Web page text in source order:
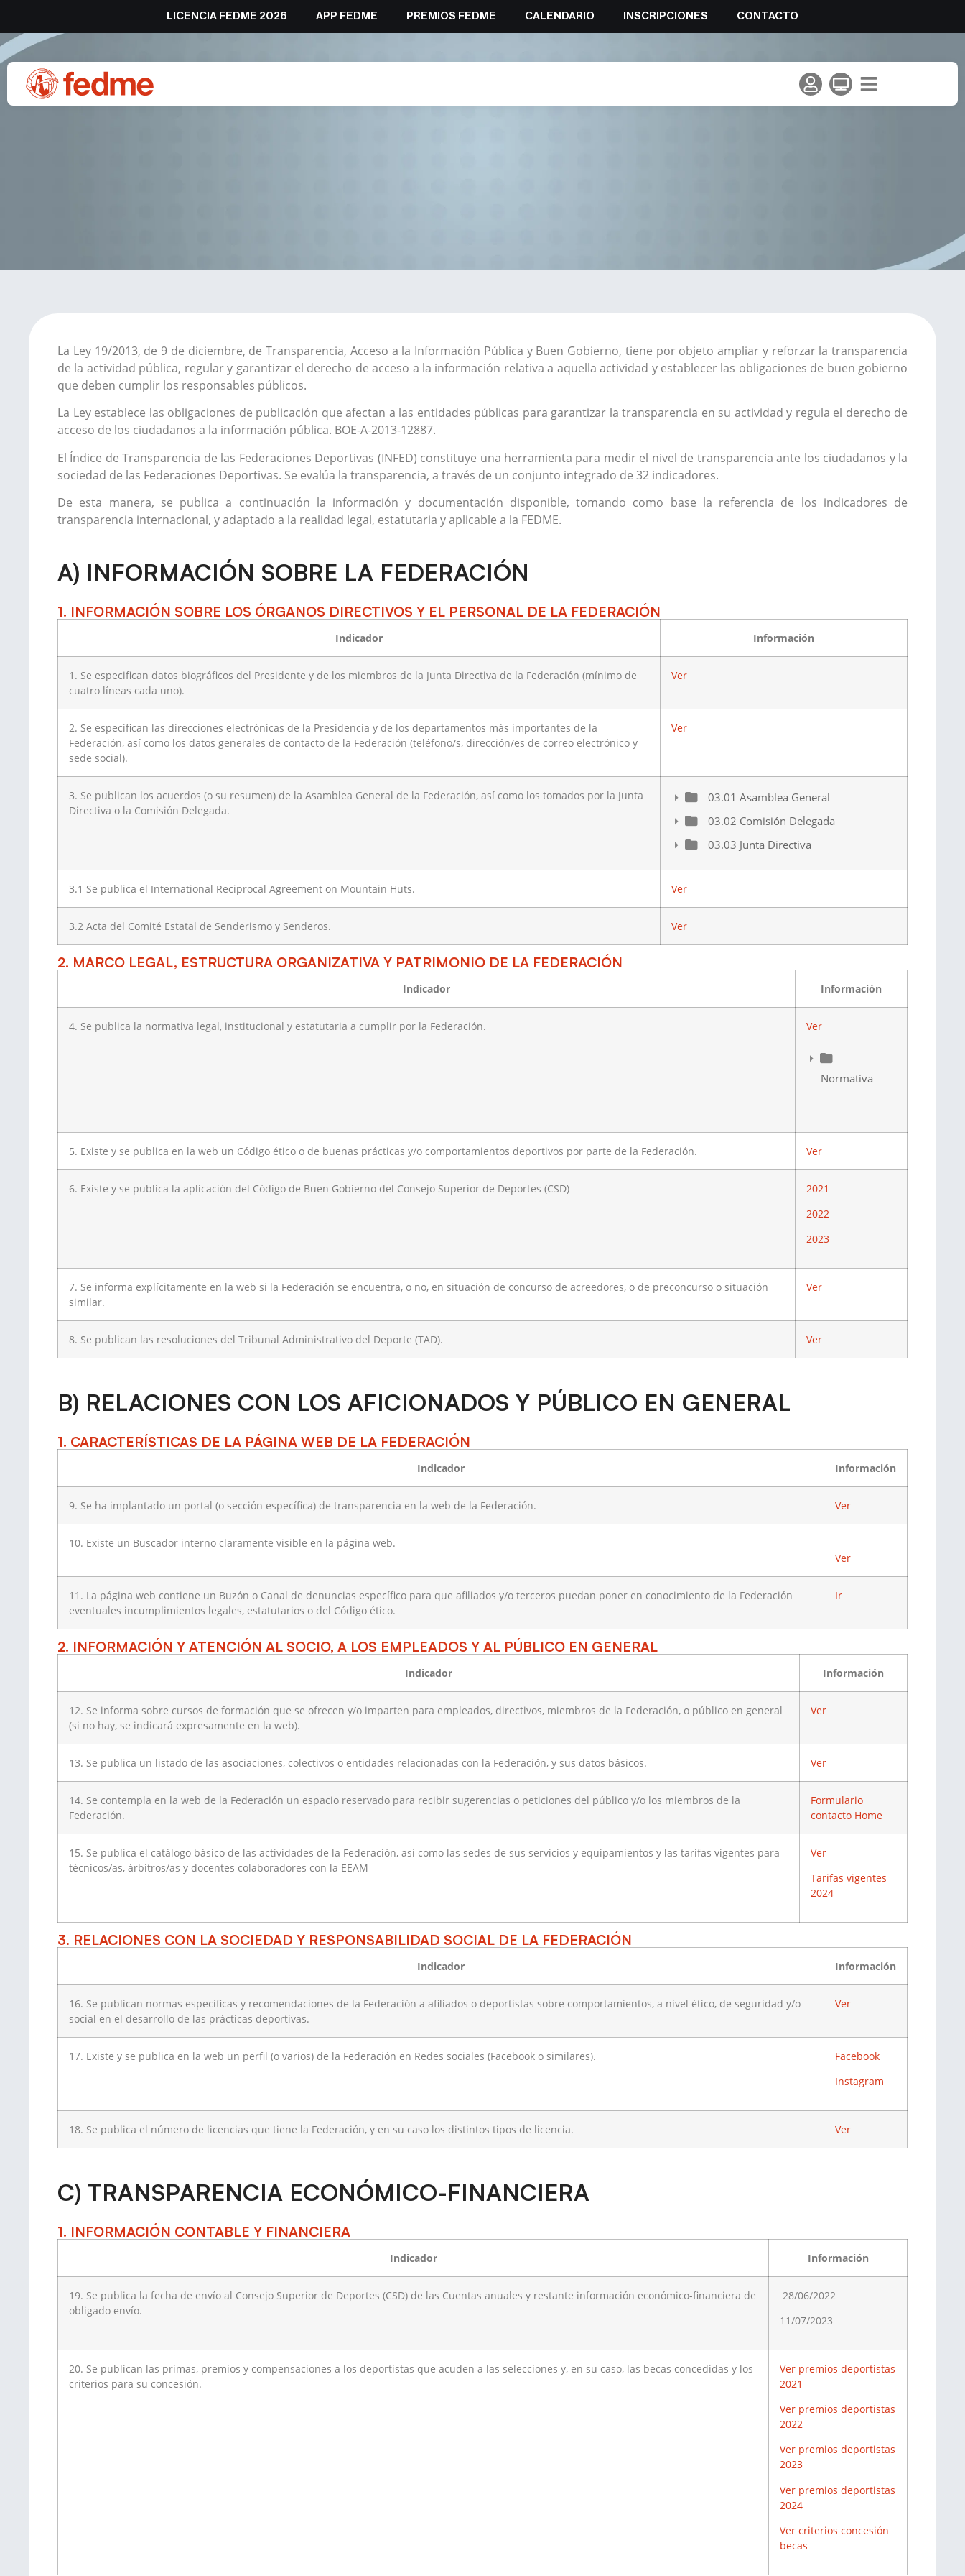
LICENCIA FEDME 2026 APP FEDME PREMIOS FEDME CALENDARIO INSCRIPCIONES CONTACTO
La Ley 19/2013, de 9 de diciembre, de Transparencia, Acceso a la Información Pública y Buen Gobierno, tiene por objeto ampliar y reforzar la transparencia
de la actividad pública, regular y garantizar el derecho de acceso a la información relativa a aquella actividad y establecer las obligaciones de buen gobierno
que deben cumplir los responsables públicos.
La Ley establece las obligaciones de publicación que afectan a las entidades públicas para garantizar la transparencia en su actividad y regula el derecho de
acceso de los ciudadanos a la información pública. BOE-A-2013-12887.
El Índice de Transparencia de las Federaciones Deportivas (INFED) constituye una herramienta para medir el nivel de transparencia ante los ciudadanos y la
sociedad de las Federaciones Deportivas. Se evalúa la transparencia, a través de un conjunto integrado de 32 indicadores.
De esta manera, se publica a continuación la información y documentación disponible, tomando como base la referencia de los indicadores de
transparencia internacional, y adaptado a la realidad legal, estatutaria y aplicable a la FEDME.
A) INFORMACIÓN SOBRE LA FEDERACIÓN
1. INFORMACIÓN SOBRE LOS ÓRGANOS DIRECTIVOS Y EL PERSONAL DE LA FEDERACIÓN
Indicador Información
1. Se especifican datos biográficos del Presidente y de los miembros de la Junta Directiva de la Federación (mínimo de
cuatro líneas cada uno).
Ver
2. Se especifican las direcciones electrónicas de la Presidencia y de los departamentos más importantes de la
Federación, así como los datos generales de contacto de la Federación (teléfono/s, dirección/es de correo electrónico y
sede social).
Ver
3. Se publican los acuerdos (o su resumen) de la Asamblea General de la Federación, así como los tomados por la Junta
Directiva o la Comisión Delegada.
03.01 Asamblea General
03.02 Comisión Delegada
03.03 Junta Directiva
3.1 Se publica el International Reciprocal Agreement on Mountain Huts. Ver
3.2 Acta del Comité Estatal de Senderismo y Senderos. Ver
2. MARCO LEGAL, ESTRUCTURA ORGANIZATIVA Y PATRIMONIO DE LA FEDERACIÓN
Indicador Información
4. Se publica la normativa legal, institucional y estatutaria a cumplir por la Federación. Ver
Normativa
5. Existe y se publica en la web un Código ético o de buenas prácticas y/o comportamientos deportivos por parte de la Federación. Ver
6. Existe y se publica la aplicación del Código de Buen Gobierno del Consejo Superior de Deportes (CSD)
2021
2022
2023
7. Se informa explícitamente en la web si la Federación se encuentra, o no, en situación de concurso de acreedores, o de preconcurso o situación
similar.
Ver
8. Se publican las resoluciones del Tribunal Administrativo del Deporte (TAD). Ver
B) RELACIONES CON LOS AFICIONADOS Y PÚBLICO EN GENERAL
1. CARACTERÍSTICAS DE LA PÁGINA WEB DE LA FEDERACIÓN
Indicador Información
9. Se ha implantado un portal (o sección específica) de transparencia en la web de la Federación. Ver
10. Existe un Buscador interno claramente visible en la página web.
Ver
11. La página web contiene un Buzón o Canal de denuncias específico para que afiliados y/o terceros puedan poner en conocimiento de la Federación
eventuales incumplimientos legales, estatutarios o del Código ético.
Ir
2. INFORMACIÓN Y ATENCIÓN AL SOCIO, A LOS EMPLEADOS Y AL PÚBLICO EN GENERAL
Indicador Información
12. Se informa sobre cursos de formación que se ofrecen y/o imparten para empleados, directivos, miembros de la Federación, o público en general
(si no hay, se indicará expresamente en la web).
Ver
13. Se publica un listado de las asociaciones, colectivos o entidades relacionadas con la Federación, y sus datos básicos. Ver
14. Se contempla en la web de la Federación un espacio reservado para recibir sugerencias o peticiones del público y/o los miembros de la
Federación.
Formulario
contacto Home
15. Se publica el catálogo básico de las actividades de la Federación, así como las sedes de sus servicios y equipamientos y las tarifas vigentes para
técnicos/as, árbitros/as y docentes colaboradores con la EEAM
Ver
Tarifas vigentes
2024
3. RELACIONES CON LA SOCIEDAD Y RESPONSABILIDAD SOCIAL DE LA FEDERACIÓN
Indicador Información
16. Se publican normas específicas y recomendaciones de la Federación a afiliados o deportistas sobre comportamientos, a nivel ético, de seguridad y/o
social en el desarrollo de las prácticas deportivas.
Ver
17. Existe y se publica en la web un perfil (o varios) de la Federación en Redes sociales (Facebook o similares).
Facebook
Instagram
18. Se publica el número de licencias que tiene la Federación, y en su caso los distintos tipos de licencia. Ver
C) TRANSPARENCIA ECONÓMICO-FINANCIERA
1. INFORMACIÓN CONTABLE Y FINANCIERA
Indicador Información
19. Se publica la fecha de envío al Consejo Superior de Deportes (CSD) de las Cuentas anuales y restante información económico-financiera de
obligado envío.
28/06/2022
11/07/2023
20. Se publican las primas, premios y compensaciones a los deportistas que acuden a las selecciones y, en su caso, las becas concedidas y los
criterios para su concesión.
Ver premios deportistas
2021
Ver premios deportistas
2022
Ver premios deportistas
2023
Ver premios deportistas
2024
Ver criterios concesión
becas